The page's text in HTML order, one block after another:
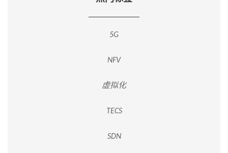
5G
NFV
虚拟化
TECS
SDN